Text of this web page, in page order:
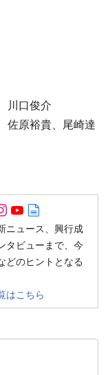
川口俊介
佐原裕貴、尾崎達
on SNS
Follow on SNS
Follow on
ニュース、興行成
タビューまで、今
どのヒントとなる
はこちら